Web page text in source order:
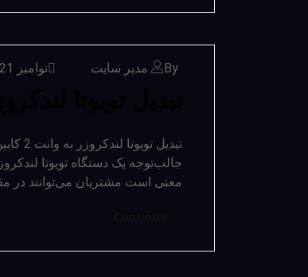
By مدیر سایت نوامبر 21, 2022
معنی است مشتریان می‌توانند در